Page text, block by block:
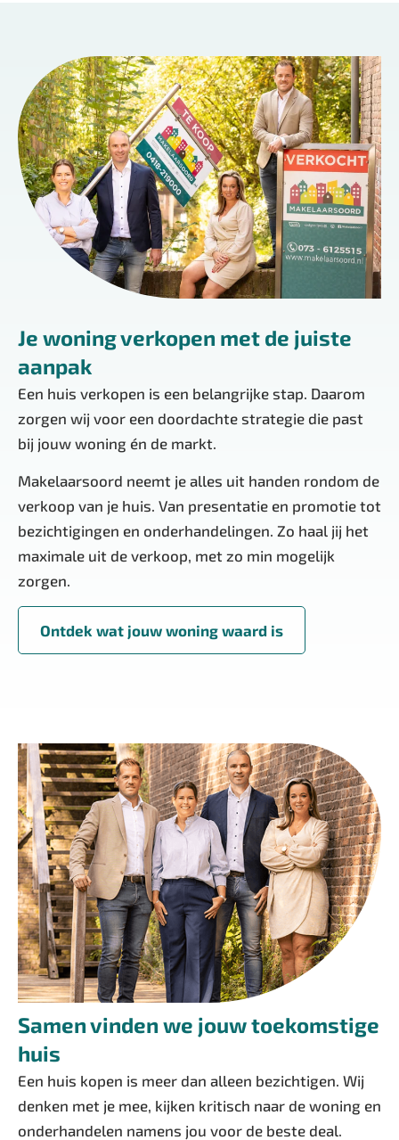
Je woning verkopen met de juiste
aanpak
Een huis verkopen is een belangrijke stap. Daarom
zorgen wij voor een doordachte strategie die past
bij jouw woning én de markt.
Makelaarsoord neemt je alles uit handen rondom de
verkoop van je huis. Van presentatie en promotie tot
bezichtigingen en onderhandelingen. Zo haal jij het
maximale uit de verkoop, met zo min mogelijk
zorgen.
Ontdek wat jouw woning waard is
Samen vinden we jouw toekomstige
huis
Een huis kopen is meer dan alleen bezichtigen. Wij
denken met je mee, kijken kritisch naar de woning en
onderhandelen namens jou voor de beste deal.